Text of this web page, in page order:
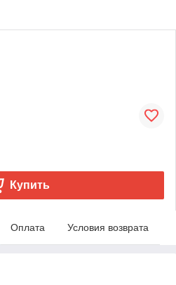
Купить
Оплата Условия возврата